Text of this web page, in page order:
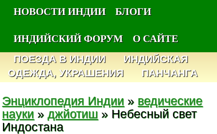
НОВОСТИ ИНДИИ
БЛОГИ
ИНДИЙСКИЙ ФОРУМ
О САЙТЕ
ПОЕЗДА В ИНДИИ
ИНДИЙСКАЯ
ОДЕЖДА, УКРАШЕНИЯ
ПАНЧАНГА
Энциклопедия Индии » ведические
науки »джйотиш » Небесный свет
Индостана